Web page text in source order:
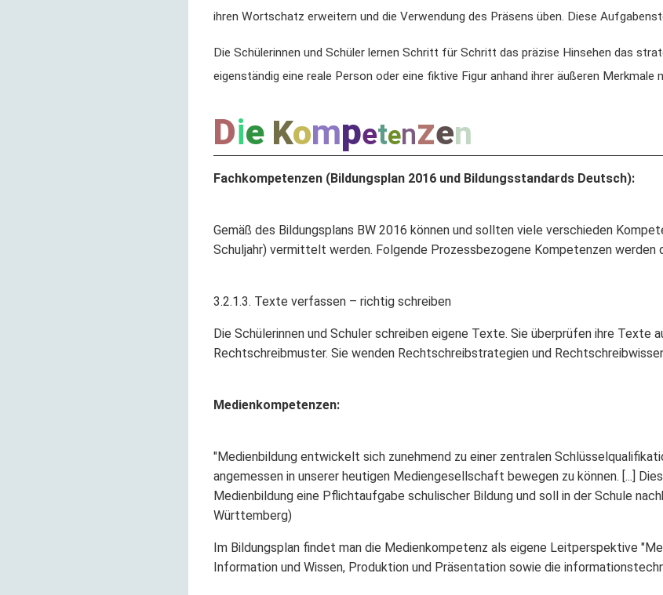
ihren Wortschatz erweitern und die Verwendung des Präsens üben. Diese
Die Schülerinnen und Schüler lernen Schritt für Schritt das präzise Hinsehen das
eigenständig eine reale Person oder eine fiktive Figur anhand ihrer äußeren Merkmale
Die Kompetenzen
Fachkompetenzen (Bildungsplan 2016 und Bildungsstandards Deutsch):
Gemäß des Bildungsplans BW 2016 können und sollten viele verschieden
Schuljahr) vermittelt werden. Folgende Prozessbezogene Kompetenzen
3.2.1.3. Texte verfassen – richtig schreiben
Die Schülerinnen und Schuler schreiben eigene Texte. Sie überprüfen ihre
Rechtschreibmuster. Sie wenden Rechtschreibstrategien und
Medienkompetenzen:
"Medienbildung entwickelt sich zunehmend zu einer zentralen
angemessen in unserer heutigen Mediengesellschaft bewegen zu können. [...]
Medienbildung eine Pflichtaufgabe schulischer Bildung und soll in der Schule
Württemberg)
Im Bildungsplan findet man die Medienkompetenz als eigene Leitperspektive
Information und Wissen, Produktion und Präsentation sowie die